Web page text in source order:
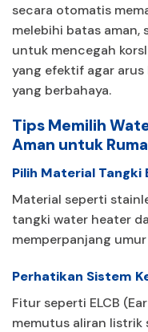
secara otomatis
melebihi batas
untuk mencegah
yang efektif agar
yang berbahaya.
Tips Memilih
Aman untuk
Pilih Material Tangki
Material seperti
tangki water heater
memperpanjang
Perhatikan Sistem
Fitur seperti ELCB
memutus aliran listrik